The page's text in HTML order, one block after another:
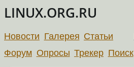
LINUX.ORG.RU
Новости Галерея Статьи
Форум Опросы Трекер Поиск